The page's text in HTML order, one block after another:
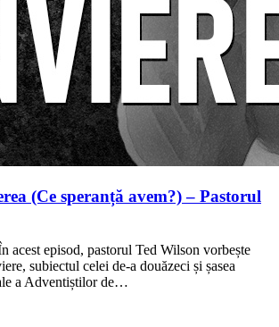
(Ce speranță avem?) – Pastorul
acest episod, pastorul Ted Wilson vorbește
subiectul celei de-a douăzeci și șasea
a Adventiștilor de…